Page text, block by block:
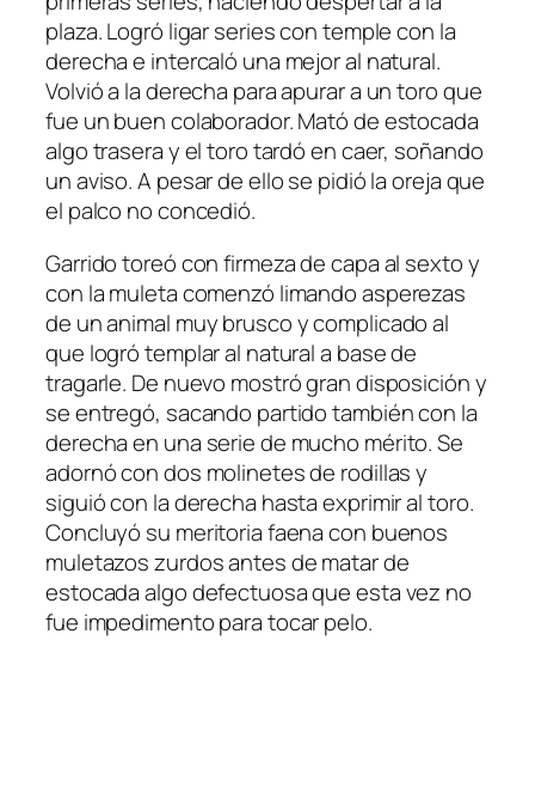
plaza. Logró ligar series con temple con la
derecha e intercaló una mejor al natural.
Volvió a la derecha para apurar a un toro que
fue un buen colaborador. Mató de estocada
algo trasera y el toro tardó en caer, soñando
un aviso. A pesar de ello se pidió la oreja que
el palco no concedió.
Garrido toreó con firmeza de capa al sexto y
con la muleta comenzó limando asperezas
de un animal muy brusco y complicado al
que logró templar al natural a base de
tragarle. De nuevo mostró gran disposición y
se entregó, sacando partido también con la
derecha en una serie de mucho mérito. Se
adornó con dos molinetes de rodillas y
siguió con la derecha hasta exprimir al toro.
Concluyó su meritoria faena con buenos
muletazos zurdos antes de matar de
estocada algo defectuosa que esta vez no
fue impedimento para tocar pelo.